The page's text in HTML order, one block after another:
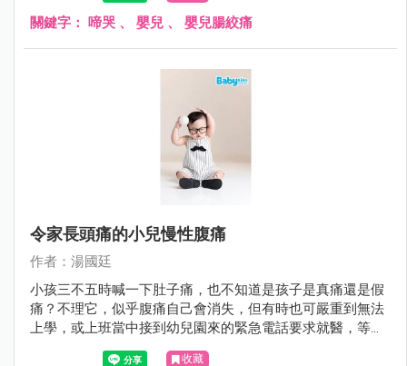
關鍵字： 啼哭 、 嬰兒 、 嬰兒腸絞痛
令家長頭痛的小兒慢性腹痛
作者：湯國廷
小孩三不五時喊一下肚子痛，也不知道是孩子是真痛還是假
痛？不理它，似乎腹痛自己會消失，但有時也可嚴重到無法
上學，或上班當中接到幼兒園來的緊急電話要求就醫，等真
正帶小孩到醫院時，他又說不痛了。久而久之，腹痛好像是
收藏